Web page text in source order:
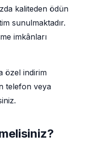
kaliteden ödün
sunulmaktadır.
imkânları
özel indirim
telefon veya